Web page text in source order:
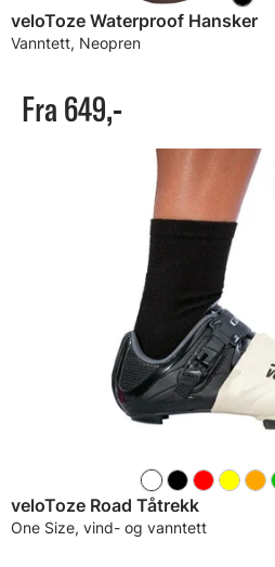
veloToze Waterproof Hansker
Vanntett, Neopren
Fra 649,-
veloToze Road Tåtrekk
One Size, vind- og vanntett